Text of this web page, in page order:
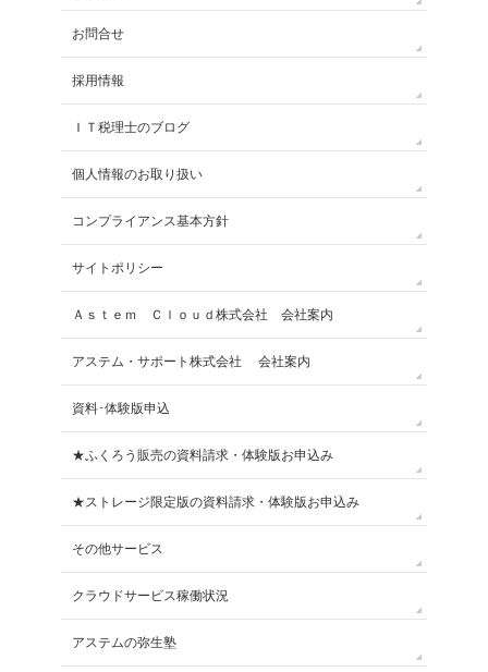
お問合せ
採用情報
ＩＴ税理士のブログ
個人情報のお取り扱い
コンプライアンス基本方針
サイトポリシー
Ａｓｔｅｍ Ｃｌｏｕｄ株式会社 会社案内
アステム・サポート株式会社 会社案内
資料･体験版申込
★ふくろう販売の資料請求・体験版お申込み
★ストレージ限定版の資料請求・体験版お申込み
その他サービス
クラウドサービス稼働状況
アステムの弥生塾